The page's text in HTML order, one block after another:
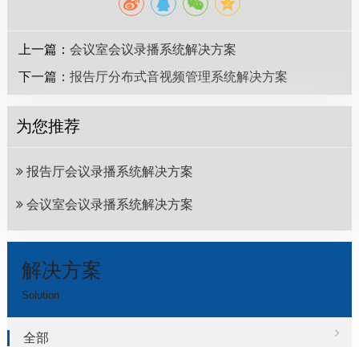
上一篇：会议室会议录播系统解决方案
下一篇：报告厅分布式音视频管理系统解决方案
为您推荐
报告厅会议录播系统解决方案
会议室会议录播系统解决方案
解决方案
Solution
全部